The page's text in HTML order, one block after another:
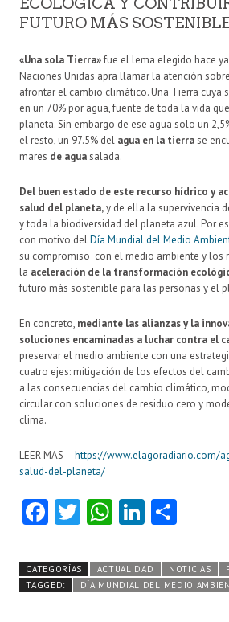
ECOLÓGICA Y
FUTURO MÁS
«Una sola Tierra»fue el lema elegido hace
Naciones Unidas apra llamar la atención
afrontar el cambio climático. Una Tierra cuya
en un 70% por agua, fuente de toda la vida
planeta. Sin embargo de ese agua solo un
el resto, un 97.5% del agua en la tierrase
mares de aguasalada.
Del buen estado de este recurso hídrico y
salud del planeta,y de ella la supervivencia
y toda la biodiversidad del planeta azul. Por
con motivo delDía Mundial del Medio
su compromiso con el medio ambiente y los
la aceleración de la transformación
futuro más sostenible para las personas y el
En concreto, mediante las alianzas y la
soluciones encaminadas a luchar contra el
preservar el medio ambiente con una
cuatro ejes: mitigación de los efectos del
a las consecuencias del cambio climático,
circular con soluciones de residuo cero y
clima.
LEER MAS – https://www.elagoradiario.com/
salud-del-planeta/
Fa
b
o
T
itt
er
W
ts
A
Li
e
dI
m
pa
CATEGORÍAS ACTUALIDAD NOTICIAS
TAGGED:
DÍA MUNDIAL DEL MEDIO